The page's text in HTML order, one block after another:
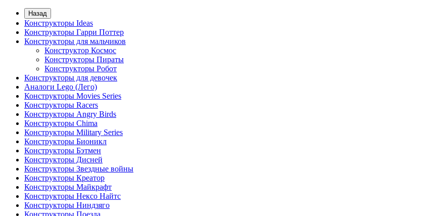
Назад
Конструкторы Ideas
Конструкторы Гарри Поттер
Конструкторы для мальчиков
Конструктор Космос
Конструкторы Пираты
Конструкторы Робот
Конструкторы для девочек
Аналоги Lego (Лего)
Конструкторы Movies Series
Конструкторы Racers
Конструкторы Angry Birds
Конструкторы Chima
Конструкторы Military Series
Конструкторы Бионикл
Конструкторы Бэтмен
Конструкторы Дисней
Конструкторы Звездные войны
Конструкторы Креатор
Конструкторы Майкрафт
Конструкторы Нексо Найтс
Конструкторы Ниндзяго
Конструкторы Поезда